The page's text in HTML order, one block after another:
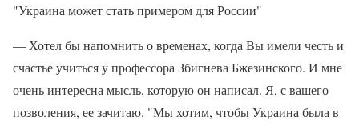
"Украина может стать примером для России"
— Хотел бы напомнить о временах, когда Вы имели честь и
счастье учиться у профессора Збигнева Бжезинского. И мне
очень интересна мысль, которую он написал. Я, с вашего
позволения, ее зачитаю. "Мы хотим, чтобы Украина была в